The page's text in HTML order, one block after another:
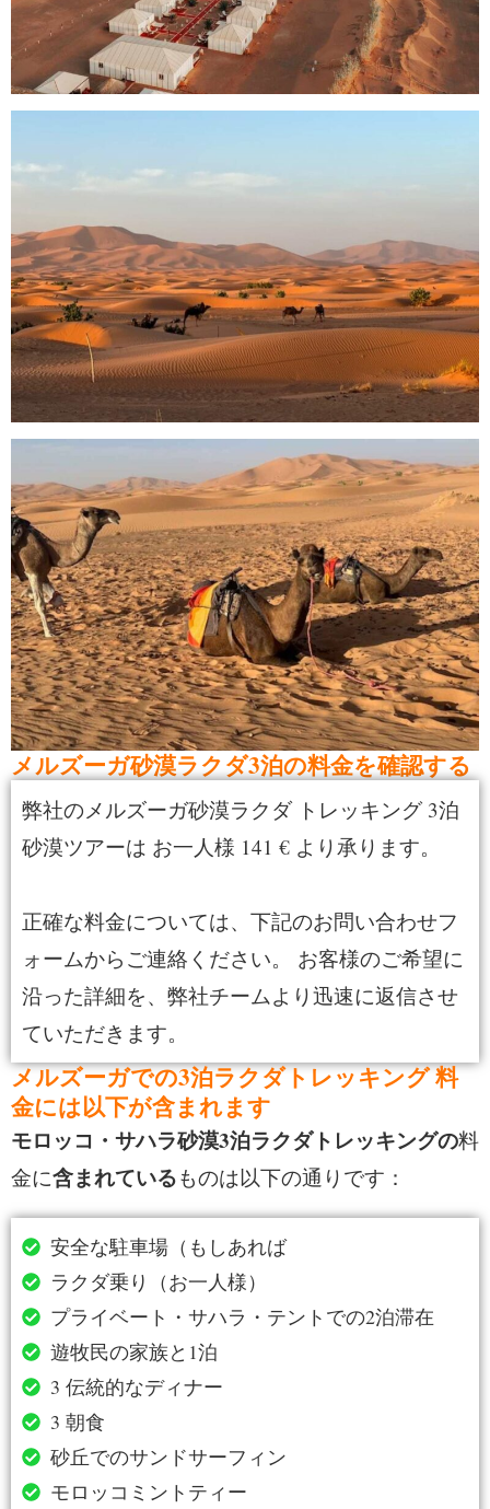
メルズーガ砂漠ラクダ3泊の料金を確認する
弊社のメルズーガ砂漠ラクダトレッキング 3泊
砂漠ツアーは お一人様 141 € より承ります。
正確な料金については、下記のお問い合わせフ
ォームからご連絡ください。 お客様のご希望に
沿った詳細を、弊社チームより迅速に返信させ
ていただきます。
メルズーガでの3泊ラクダトレッキング 料
金には以下が含まれます
モロッコ・サハラ砂漠3泊ラクダトレッキングの料
金に含まれているものは以下の通りです：
安全な駐車場（もしあれば
ラクダ乗り（お一人様）
プライベート・サハラ・テントでの2泊滞在
遊牧民の家族と1泊
3 伝統的なディナー
3 朝食
砂丘でのサンドサーフィン
モロッコミントティー